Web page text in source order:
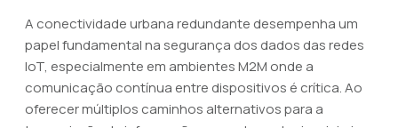
A conectividade urbana redundante desempenha um
papel fundamental na segurança dos dados das redes
IoT, especialmente em ambientes M2M onde a
comunicação contínua entre dispositivos é crítica. Ao
oferecer múltiplos caminhos alternativos para a